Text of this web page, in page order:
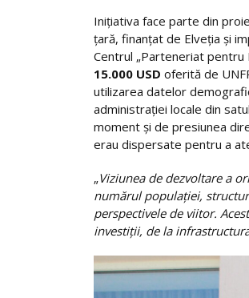
Inițiativa face parte din
țară, finanțat de Elveția și
Centrul „Parteneriat pentru
15.000 USD oferită de
utilizarea datelor
administrației locale din
moment și de presiunea
erau dispersate pentru a
„Viziunea de dezvoltare a
numărul populației,
perspectivele de viitor.
investiții, de la